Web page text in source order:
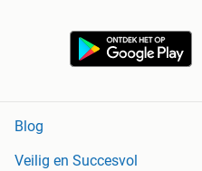
Blog
Veilig en Succesvol